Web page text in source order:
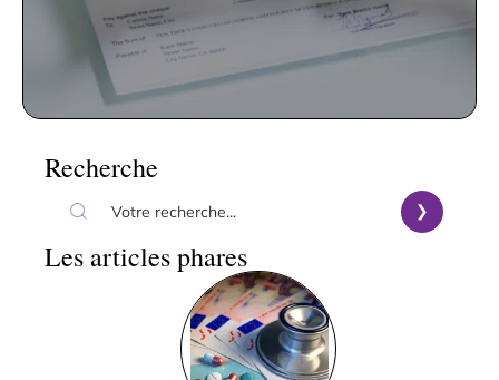
Recherche
Les articles phares